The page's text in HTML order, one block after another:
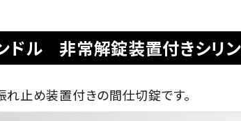
ドル 非常解錠装置付きシリン
止め装置付きの間仕切錠です。